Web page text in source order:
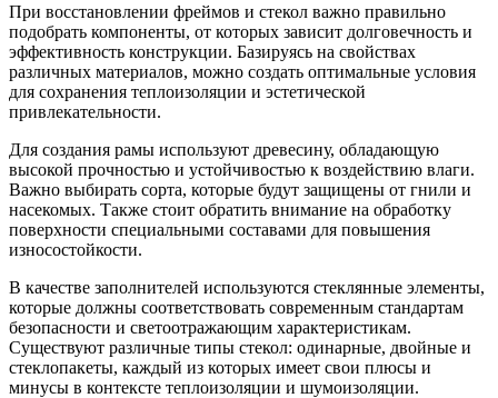
При восстановлении фреймов и стекол важно правильно
подобрать компоненты, от которых зависит долговечность и
эффективность конструкции. Базируясь на свойствах
различных материалов, можно создать оптимальные условия
для сохранения теплоизоляции и эстетической
привлекательности.
Для создания рамы используют древесину, обладающую
высокой прочностью и устойчивостью к воздействию влаги.
Важно выбирать сорта, которые будут защищены от гнили и
насекомых. Также стоит обратить внимание на обработку
поверхности специальными составами для повышения
износостойкости.
В качестве заполнителей используются стеклянные элементы,
которые должны соответствовать современным стандартам
безопасности и светоотражающим характеристикам.
Существуют различные типы стекол: одинарные, двойные и
стеклопакеты, каждый из которых имеет свои плюсы и
минусы в контексте теплоизоляции и шумоизоляции.